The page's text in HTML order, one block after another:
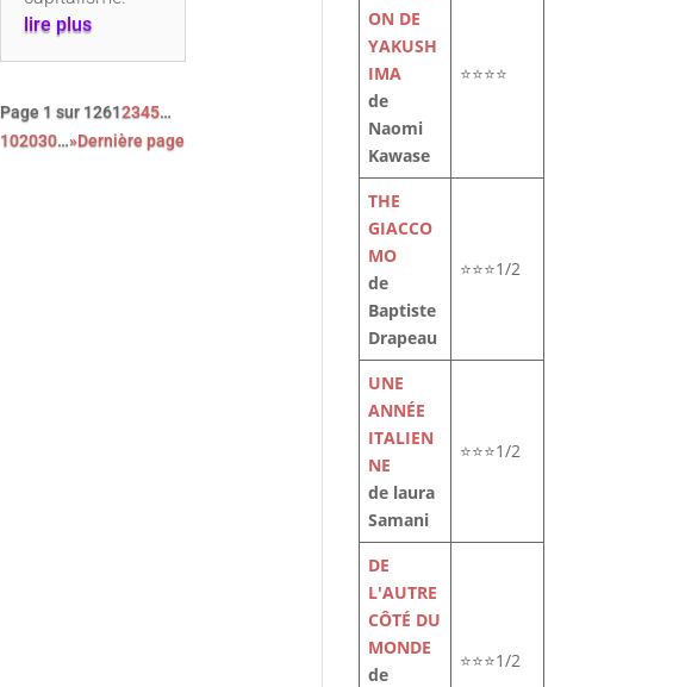
lire plus
Page 1 sur 12612345…
102030…»Dernière page
ON DE
YAKUSH
IMA
de
Naomi
Kawase
⭐⭐⭐⭐
THE
GIACCO
MO
de
Baptiste
Drapeau
⭐⭐⭐1/2
UNE
ANNÉE
ITALIEN
NE
de laura
Samani
⭐⭐⭐1/2
DE
L'AUTRE
CÔTÉ DU
MONDE
de
⭐⭐⭐1/2